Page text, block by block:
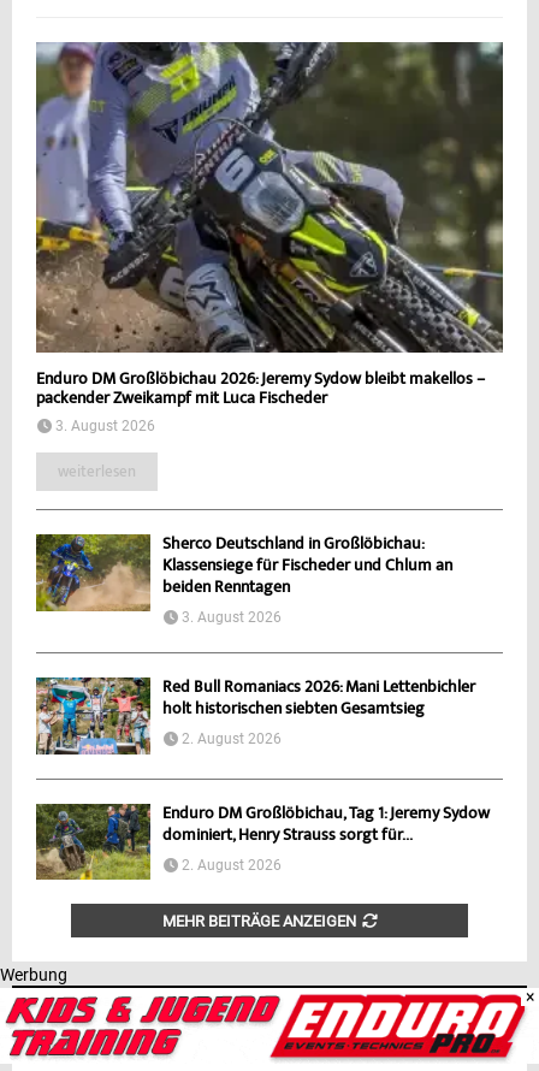
Enduro DM Großlöbichau 2026: Jeremy Sydow bleibt makellos –
packender Zweikampf mit Luca Fischeder
3. August 2026
weiterlesen
Sherco Deutschland in Großlöbichau:
Klassensiege für Fischeder und Chlum an
beiden Renntagen
3. August 2026
Red Bull Romaniacs 2026: Mani Lettenbichler
holt historischen siebten Gesamtsieg
2. August 2026
Enduro DM Großlöbichau, Tag 1: Jeremy Sydow
dominiert, Henry Strauss sorgt für...
2. August 2026
MEHR BEITRÄGE ANZEIGEN
TOP BEITRÄGE
Werbung
×